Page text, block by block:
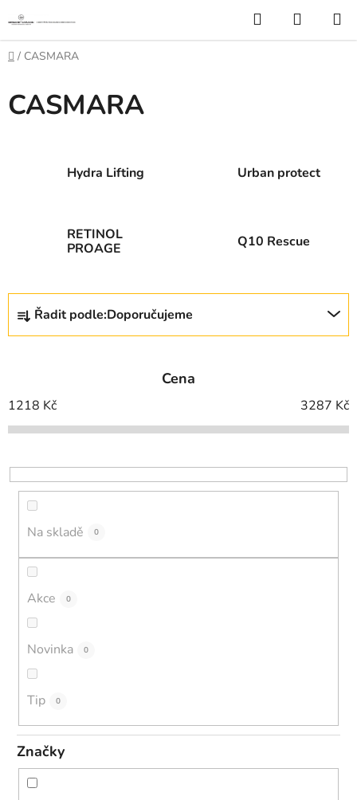
na
obsah
Hledat
KOŠÍK
Domů
/ CASMARA
CASMARA
Hydra Lifting Urban protect
RETINOL
PROAGE
Q10 Rescue
Ř
z
í
p
o
d
Řadit podle:Doporučujeme
Cena
1218 Kč 3287 Kč
Na skladě 0
Akce 0
Novinka 0
Tip 0
Značky